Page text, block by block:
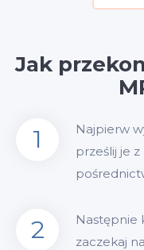
Jak
1
Najpierw
prześlij je
2
Następnie
zaczekaj